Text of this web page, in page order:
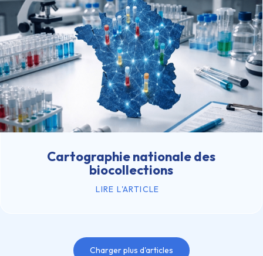
Cartographie nationale des
biocollections
LIRE L'ARTICLE
Charger plus d'articles